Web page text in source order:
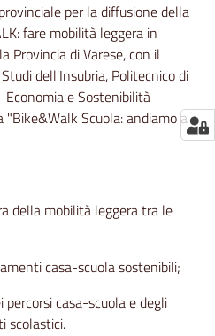
per la diffusione della
fare mobilità leggera in
Provincia di Varese, con il
dell'Insubria, Politecnico di
Economia e Sostenibilità
Scuola: andiamo a
della mobilità leggera tra le
casa-scuola sostenibili;
casa-scuola e degli
scolastici.